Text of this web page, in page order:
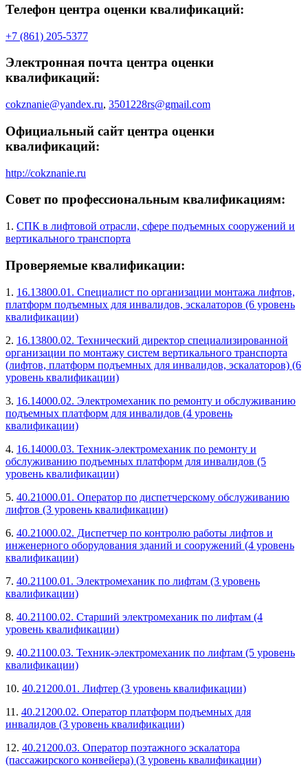
Телефон центра оценки квалификаций:
+7 (861) 205-5377
Электронная почта центра оценки
квалификаций:
cokznanie@yandex.ru, 3501228rs@gmail.com
Официальный сайт центра оценки
квалификаций:
http://cokznanie.ru
Совет по профессиональным квалификациям:
1. СПК в лифтовой отрасли, сфере подъемных сооружений и
вертикального транспорта
Проверяемые квалификации:
1. 16.13800.01. Специалист по организации монтажа лифтов,
платформ подъемных для инвалидов, эскалаторов (6 уровень
квалификации)
2. 16.13800.02. Технический директор специализированной
организации по монтажу систем вертикального транспорта
(лифтов, платформ подъемных для инвалидов, эскалаторов) (6
уровень квалификации)
3. 16.14000.02. Электромеханик по ремонту и обслуживанию
подъемных платформ для инвалидов (4 уровень
квалификации)
4. 16.14000.03. Техник-электромеханик по ремонту и
обслуживанию подъемных платформ для инвалидов (5
уровень квалификации)
5. 40.21000.01. Оператор по диспетчерскому обслуживанию
лифтов (3 уровень квалификации)
6. 40.21000.02. Диспетчер по контролю работы лифтов и
инженерного оборудования зданий и сооружений (4 уровень
квалификации)
7. 40.21100.01. Электромеханик по лифтам (3 уровень
квалификации)
8. 40.21100.02. Старший электромеханик по лифтам (4
уровень квалификации)
9. 40.21100.03. Техник-электромеханик по лифтам (5 уровень
квалификации)
10. 40.21200.01. Лифтер (3 уровень квалификации)
11. 40.21200.02. Оператор платформ подъемных для
инвалидов (3 уровень квалификации)
12. 40.21200.03. Оператор поэтажного эскалатора
(пассажирского конвейера) (3 уровень квалификации)